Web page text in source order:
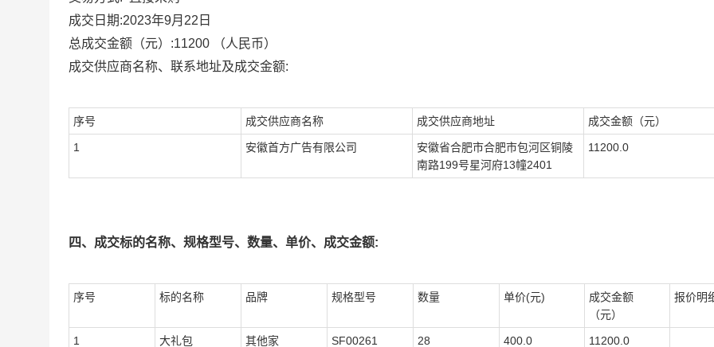
成交日期:2023年9月22日
总成交金额（元）:11200 （人民币）
成交供应商名称、联系地址及成交金额:
序号 成交供应商名称 成交供应商地址 成交金额（元）
1 安徽首方广告有限公司
安徽省合肥市合肥市包河区铜陵
南路199号星河府13幢2401
11200.0
四、成交标的名称、规格型号、数量、单价、成交金额:
序号 标的名称 品牌 规格型号 数量 单价(元)
成交金额
（元）
报价明
1 大礼包 其他家 SF00261 28 400.0 11200.0